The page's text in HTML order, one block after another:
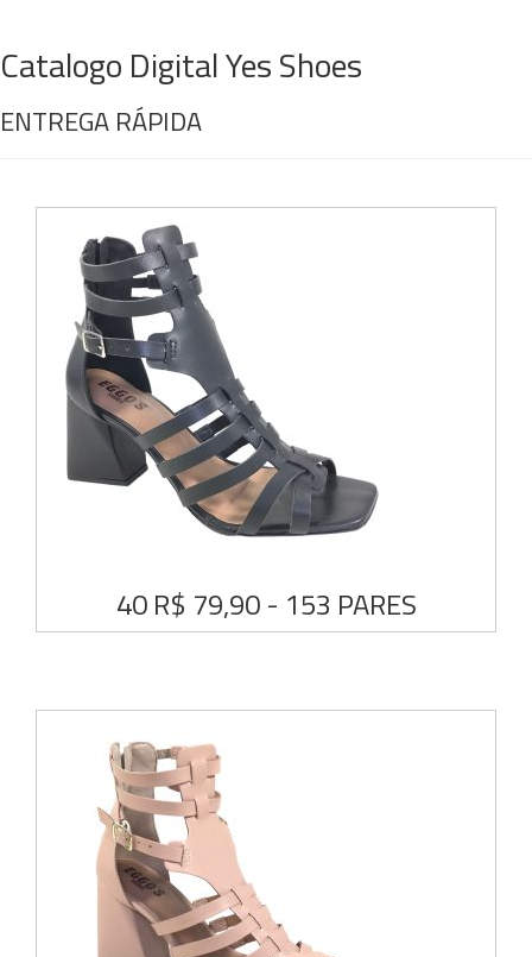
Catalogo Digital Yes Shoes
ENTREGA RÁPIDA
40 R$ 79,90 - 153 PARES